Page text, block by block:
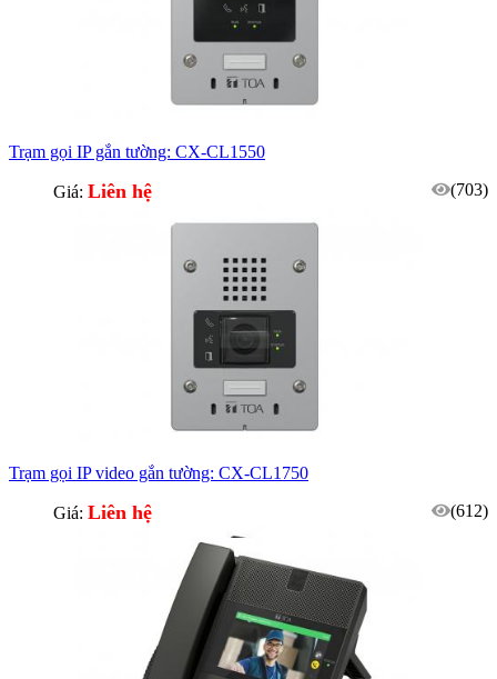
Trạm gọi IP gắn tường: CX-CL1550
Giá: Liên hệ (703)
Trạm gọi IP video gắn tường: CX-CL1750
Giá: Liên hệ (612)